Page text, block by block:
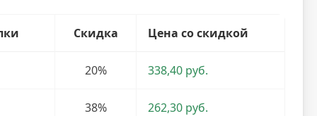
Скидка Цена со скидкой
20% 338,40 руб.
38% 262,30 руб.